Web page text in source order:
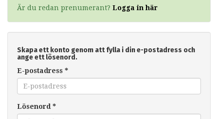
Är du redan prenumerant? Logga in här
Skapa ett konto genom att fylla i din e-postadress och
ange ett lösenord.
E-postadress *
Lösenord *